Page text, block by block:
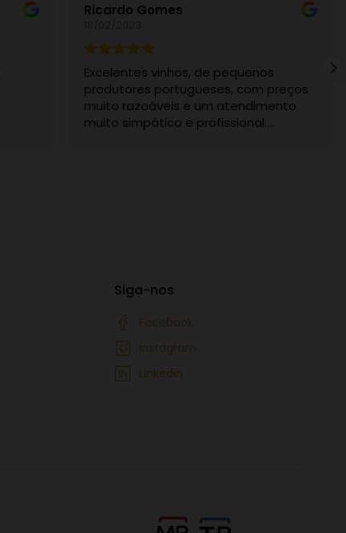
Ricardo Gomes
Excelentes vinhos, de pequenos
produtores portugueses, com preços
muito razoáveis e um atendimento
muito simpático e profissional.
Siga-nos
Facebook
Instagram
Linkedin